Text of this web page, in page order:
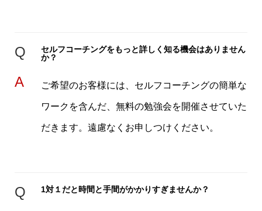
Q
セルフコーチングをもっと詳しく知る機会はありません
か？
A ご希望のお客様には、セルフコーチングの簡単な
ワークを含んだ、無料の勉強会を開催させていた
だきます。遠慮なくお申しつけください。
Q 1対１だと時間と手間がかかりすぎませんか？